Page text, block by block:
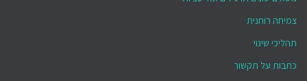
צמיחה רוחנית
תהליכי שינוי
כתבות על תקשור